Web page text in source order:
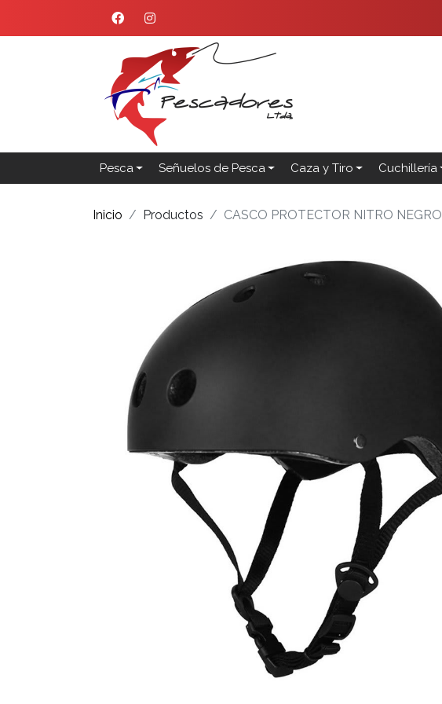
Pesca Señuelos de Pesca Caza y Tiro Cuchillería
Inicio Productos CASCO PROTECTOR NITRO NEGRO